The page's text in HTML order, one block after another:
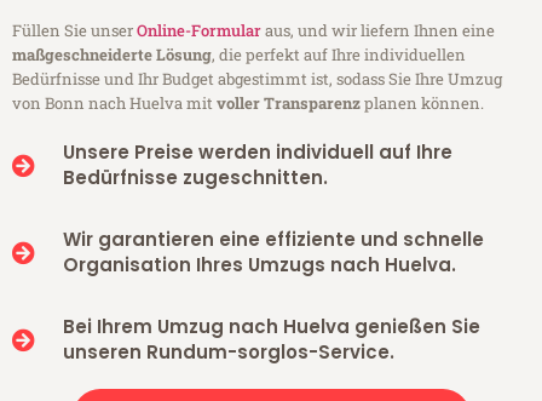
Füllen Sie unserOnline-Formularaus, und wir liefern Ihnen eine
maßgeschneiderte Lösung, die perfekt auf Ihre individuellen
Bedürfnisse und Ihr Budget abgestimmt ist, sodass Sie Ihre Umzug
von Bonn nach Huelva mitvoller Transparenzplanen können.
Unsere Preise werden individuell auf Ihre
Bedürfnisse zugeschnitten.
Wir garantieren eine effiziente und schnelle
Organisation Ihres Umzugs nach Huelva.
Bei Ihrem Umzug nach Huelva genießen Sie
unseren Rundum-sorglos-Service.